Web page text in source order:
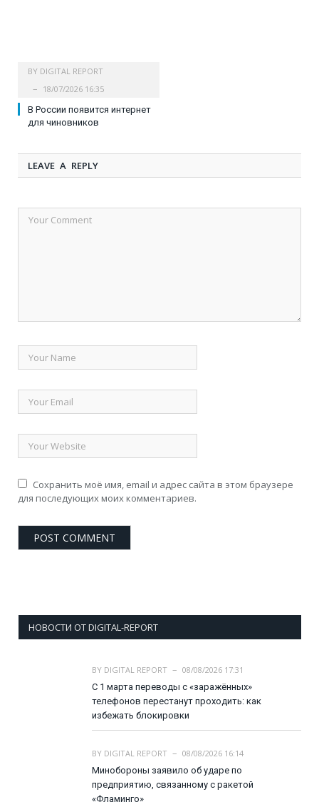
BY DIGITAL REPORT
18/07/2026 16:35
В России появится интернет
для чиновников
LEAVE A REPLY
Сохранить моё имя, email и адрес сайта в этом браузере
для последующих моих комментариев.
НОВОСТИ ОТ DIGITAL-REPORT
BY DIGITAL REPORT
08/08/2026 17:31
С 1 марта переводы с «заражённых»
телефонов перестанут проходить: как
избежать блокировки
BY DIGITAL REPORT
08/08/2026 16:14
Минобороны заявило об ударе по
предприятию, связанному с ракетой
«Фламинго»